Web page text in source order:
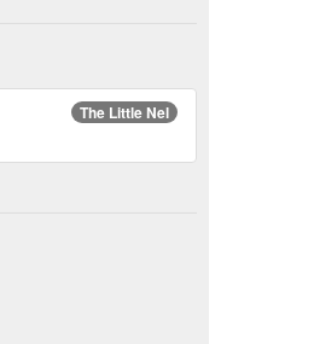
The Little Nel